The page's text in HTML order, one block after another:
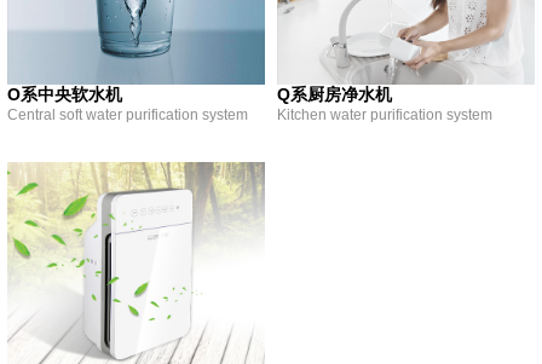
O系中央软水机
Central soft water purification system
Q系厨房净水机
Kitchen water purification system